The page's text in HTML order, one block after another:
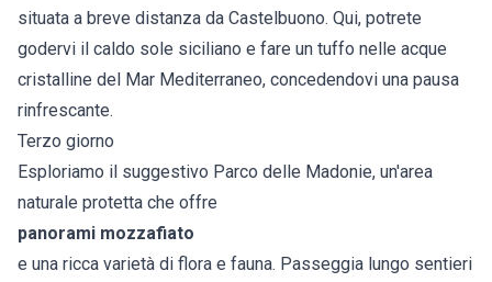
situata a breve distanza da Castelbuono. Qui, potrete
godervi il caldo sole siciliano e fare un tuffo nelle acque
cristalline del Mar Mediterraneo, concedendovi una pausa
rinfrescante.
Terzo giorno
Esploriamo il suggestivo Parco delle Madonie, un'area
naturale protetta che offre
panorami mozzafiato
e una ricca varietà di flora e fauna. Passeggia lungo sentieri